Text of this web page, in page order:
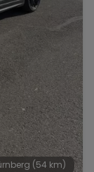
(54 km)